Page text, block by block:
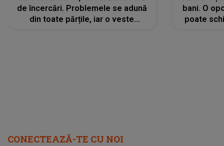
de încercări. Problemele se adună
din toate părțile, iar o veste
bani. O
poate
CONECTEAZĂ-TE CU NOI